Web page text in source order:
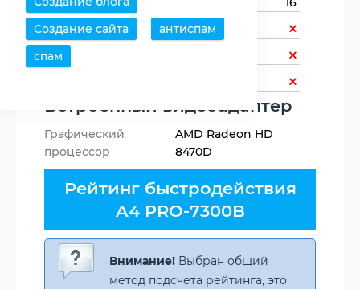
Создание сайта
антиспам
спам
Поддержка NVMe
Поддержка SSD U.2
Встроенный видеоадаптер
Графический
процессор
AMD Radeon HD
8470D
Рейтинг быстродействия
A4 PRO-7300B
Внимание! Выбран общий
метод подсчета рейтинга, это